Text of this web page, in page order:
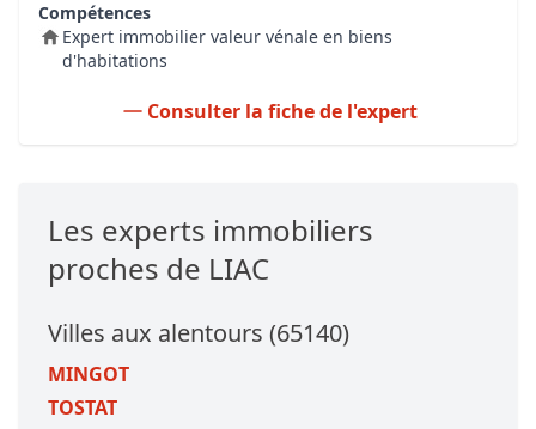
Compétences
Expert immobilier valeur vénale en biens
d'habitations
Consulter la fiche de l'expert
Les experts immobiliers
proches de LIAC
Villes aux alentours (65140)
MINGOT
TOSTAT